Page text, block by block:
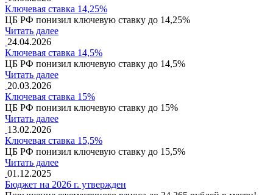
Ключевая ставка 14,25%
ЦБ РФ понизил ключевую ставку до 14,25%
Читать далее
24.04.2026
Ключевая ставка 14,5%
ЦБ РФ понизил ключевую ставку до 14,5%
Читать далее
20.03.2026
Ключевая ставка 15%
ЦБ РФ понизил ключевую ставку до 15%
Читать далее
13.02.2026
Ключевая ставка 15,5%
ЦБ РФ понизил ключевую ставку до 15,5%
Читать далее
01.12.2025
Бюджет на 2026 г. утвержден